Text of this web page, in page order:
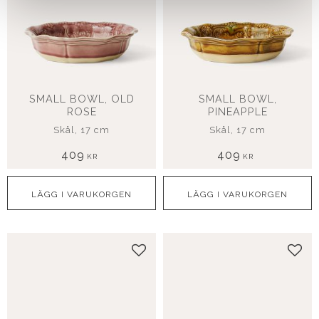
SMALL BOWL, OLD
ROSE
Skål, 17 cm
409 KR
SMALL BOWL,
PINEAPPLE
Skål, 17 cm
409 KR
Lägg till i favoriter